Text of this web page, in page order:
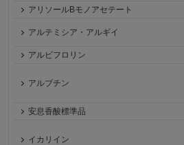
アリソールBモノアセテート
アルテミシア・アルギイ
アルビフロリン
アルブチン
安息香酸標準品
イカリイン